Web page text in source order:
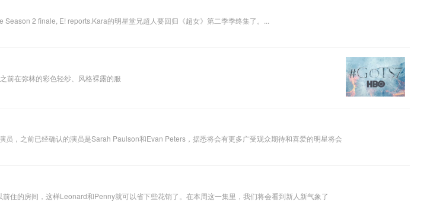
2 finale, E! reports.Kara的明星堂兄超人要回归《超女》第二季季终集了。...
前在弥林的彩色轻纱、风格裸露的服
，之前已经确认的演员是Sarah Paulson和Evan Peters，据悉将会有更多广受观众期待和喜爱的明星将会
的房间，这样Leonard和Penny就可以省下些花销了。在本周这一集里，我们将会看到新人新气象了